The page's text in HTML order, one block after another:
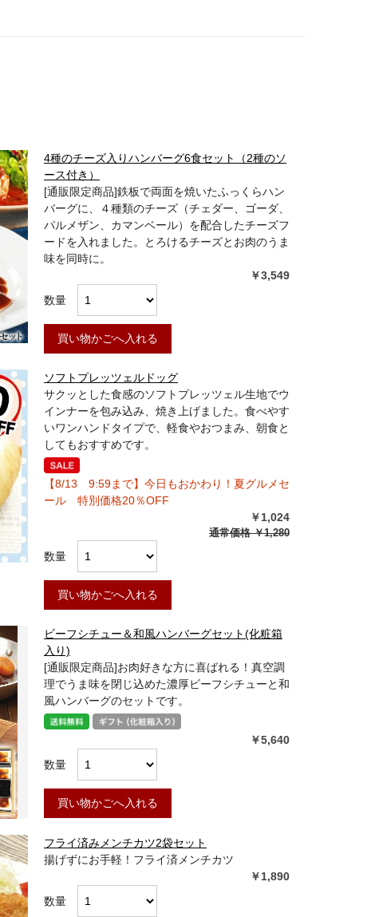
4種のチーズ入りハンバーグ6食セット（2種のソ
ース付き）
[通販限定商品]鉄板で両面を焼いたふっくらハン
バーグに、４種類のチーズ（チェダー、ゴーダ、
パルメザン、カマンベール）を配合したチーズフ
ードを入れました。とろけるチーズとお肉のうま
味を同時に。
￥3,549
数量
買い物かごへ入れる
ソフトプレッツェルドッグ
サクッとした食感のソフトプレッツェル生地でウ
インナーを包み込み、焼き上げました。食べやす
いワンハンドタイプで、軽食やおつまみ、朝食と
してもおすすめです。
【8/13 9:59まで】今日もおかわり！夏グルメセ
ール 特別価格20％OFF
￥1,024
通常価格￥1,280
数量
買い物かごへ入れる
ビーフシチュー＆和風ハンバーグセット(化粧箱
入り)
[通販限定商品]お肉好きな方に喜ばれる！真空調
理でうま味を閉じ込めた濃厚ビーフシチューと和
風ハンバーグのセットです。
￥5,640
数量
買い物かごへ入れる
フライ済みメンチカツ2袋セット
揚げずにお手軽！フライ済メンチカツ
￥1,890
数量